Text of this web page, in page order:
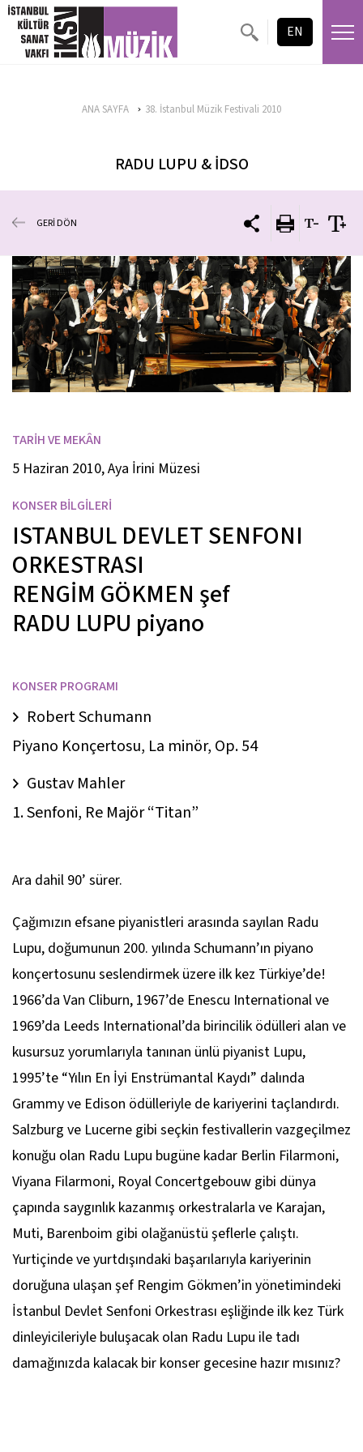
EN
ANA SAYFA 38. İstanbul Müzik Festivali 2010
RADU LUPU & İDSO
GERİ DÖN
TARİH VE MEKÂN
5 Haziran 2010, Aya İrini Müzesi
KONSER BİLGİLERİ
ISTANBUL DEVLET SENFONI
ORKESTRASI
RENGİM GÖKMEN şef
RADU LUPU piyano
KONSER PROGRAMI
Robert Schumann
Piyano Konçertosu, La minör, Op. 54
Gustav Mahler
1. Senfoni, Re Majör “Titan”
Ara dahil 90’ sürer.
Çağımızın efsane piyanistleri arasında sayılan Radu
Lupu, doğumunun 200. yılında Schumann’ın piyano
konçertosunu seslendirmek üzere ilk kez Türkiye’de!
1966’da Van Cliburn, 1967’de Enescu International ve
1969’da Leeds International’da birincilik ödülleri alan ve
kusursuz yorumlarıyla tanınan ünlü piyanist Lupu,
1995’te “Yılın En İyi Enstrümantal Kaydı” dalında
Grammy ve Edison ödülleriyle de kariyerini taçlandırdı.
Salzburg ve Lucerne gibi seçkin festivallerin vazgeçilmez
konuğu olan Radu Lupu bugüne kadar Berlin Filarmoni,
Viyana Filarmoni, Royal Concertgebouw gibi dünya
çapında saygınlık kazanmış orkestralarla ve Karajan,
Muti, Barenboim gibi olağanüstü şeflerle çalıştı.
Yurtiçinde ve yurtdışındaki başarılarıyla kariyerinin
doruğuna ulaşan şef Rengim Gökmen’in yönetimindeki
İstanbul Devlet Senfoni Orkestrası eşliğinde ilk kez Türk
dinleyicileriyle buluşacak olan Radu Lupu ile tadı
damağınızda kalacak bir konser gecesine hazır mısınız?